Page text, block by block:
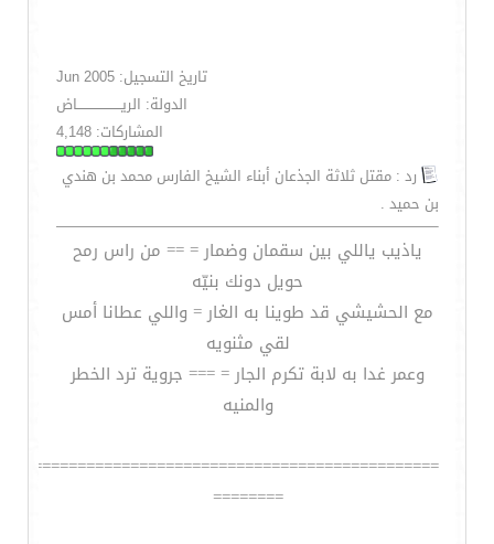
تاريخ التسجيل: Jun 2005
الدولة: الريــــــــــــــــــــاض
المشاركات: 4,148
رد : مقتل ثلاثة الجذعان أبناء الشيخ الفارس محمد بن هندي
بن حميد .
ياذيب ياللي بين سقمان وضمار = == من راس رمح
حويل دونك بنيّه
مع الحشيشي قد طوينا به الغار = واللي عطانا أمس
لقي مثنويه
وعمر غدا به لابة تكرم الجار = === جروية ترد الخطر
والمنيه
========